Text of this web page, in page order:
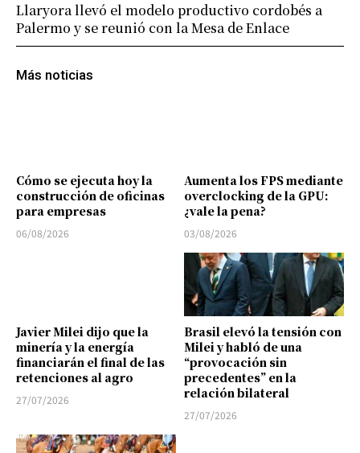
Más noticias
Cómo se ejecuta hoy la
construcción de oficinas
para empresas
06/08/2026
Aumenta los FPS mediante
overclocking de la GPU:
¿vale la pena?
03/08/2026
Javier Milei dijo que la
minería y la energía
financiarán el final de las
retenciones al agro
27/07/2026
Brasil elevó la tensión con
Milei y habló de una
“provocación sin
precedentes” en la
relación bilateral
27/07/2026
Llaryora llevó el modelo productivo cordobés a
Palermo y se reunió con la Mesa de Enlace